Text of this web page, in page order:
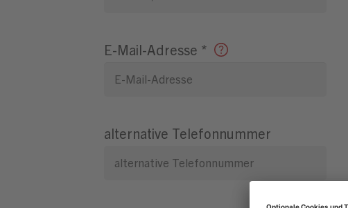
E-Mail-Adresse *
alternative Telefonnummer